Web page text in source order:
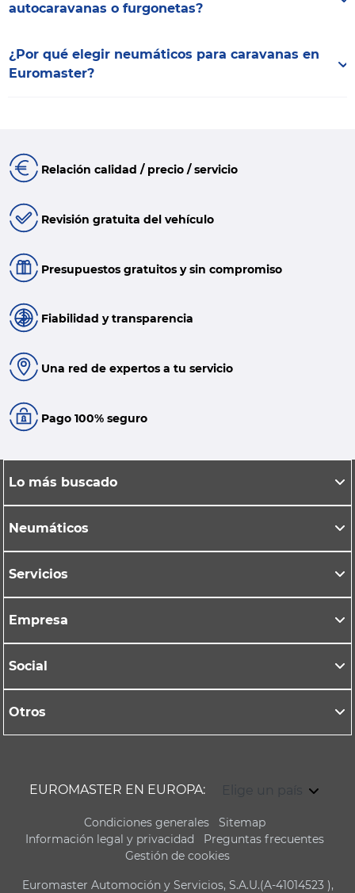
autocaravanas o furgonetas?
¿Por qué elegir neumáticos para caravanas en
Euromaster?
Relación calidad / precio / servicio
Revisión gratuita del vehículo
Presupuestos gratuitos y sin compromiso
Fiabilidad y transparencia
Una red de expertos a tu servicio
Pago 100% seguro
Lo más buscado
Neumáticos
Servicios
Empresa
Social
Otros
EUROMASTER EN EUROPA: Elige un país
Condiciones generales
Sitemap
Información legal y privacidad
Preguntas frecuentes
Gestión de cookies
Euromaster Automoción y Servicios, S.A.U.(A-41014523 ),